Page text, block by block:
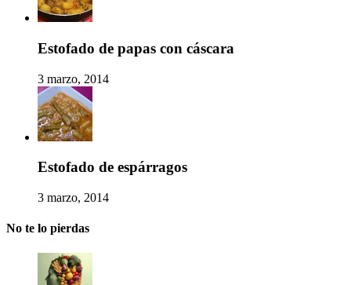
Estofado de papas con cáscara
3 marzo, 2014
Estofado de espárragos
3 marzo, 2014
No te lo pierdas